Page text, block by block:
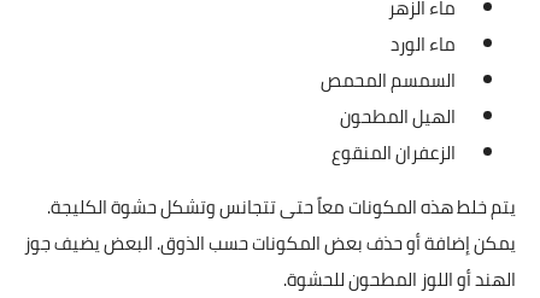
ماء الزهر
ماء الورد
السمسم المحمص
الهيل المطحون
الزعفران المنقوع
يتم خلط هذه المكونات معاً حتى تتجانس وتشكل حشوة الكليجة.
يمكن إضافة أو حذف بعض المكونات حسب الذوق. البعض يضيف جوز
الهند أو اللوز المطحون للحشوة.